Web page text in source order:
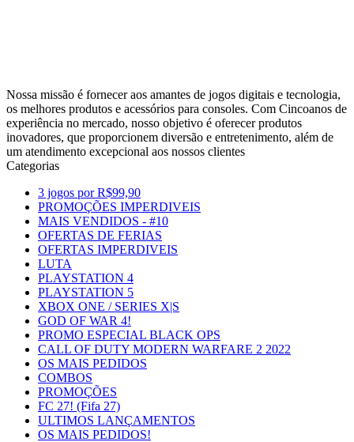
Nossa missão é fornecer aos amantes de jogos digitais e tecnologia,
os melhores produtos e acessórios para consoles. Com Cincoanos de
experiência no mercado, nosso objetivo é oferecer produtos
inovadores, que proporcionem diversão e entretenimento, além de
um atendimento excepcional aos nossos clientes
Categorias
3 jogos por R$99,90
PROMOÇÕES IMPERDIVEIS
MAIS VENDIDOS - #10
OFERTAS DE FERIAS
OFERTAS IMPERDIVEIS
LUTA
PLAYSTATION 4
PLAYSTATION 5
XBOX ONE / SERIES X|S
GOD OF WAR 4!
PROMO ESPECIAL BLACK OPS
CALL OF DUTY MODERN WARFARE 2 2022
OS MAIS PEDIDOS
COMBOS
PROMOÇÕES
FC 27! (Fifa 27)
ULTIMOS LANÇAMENTOS
OS MAIS PEDIDOS!